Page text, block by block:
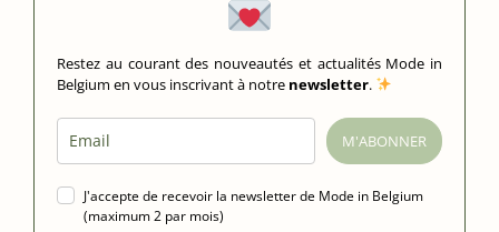
Restez au courant des nouveautés et actualités Mode in
Belgium en vous inscrivant à notre newsletter.
M'ABONNER
J'accepte de recevoir la newsletter de Mode in Belgium
(maximum 2 par mois)